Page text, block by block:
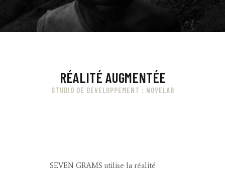
RÉALITÉ AUGMENTÉE
STUDIO DE DÉVELOPPEMENT : NOVELAB
SEVEN GRAMS utilise la réalité